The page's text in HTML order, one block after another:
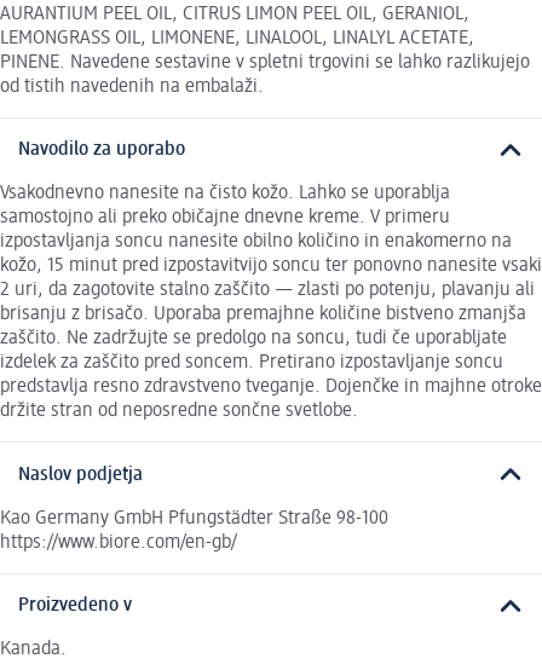
AURANTIUM PEEL OIL, CITRUS LIMON PEEL OIL, GERANIOL,
LEMONGRASS OIL, LIMONENE, LINALOOL, LINALYL ACETATE,
PINENE. Navedene sestavine v spletni trgovini se lahko razlikujejo
od tistih navedenih na embalaži.
Navodilo za uporabo
Vsakodnevno nanesite na čisto kožo. Lahko se uporablja
samostojno ali preko običajne dnevne kreme. V primeru
izpostavljanja soncu nanesite obilno količino in enakomerno na
kožo, 15 minut pred izpostavitvijo soncu ter ponovno nanesite vsaki
2 uri, da zagotovite stalno zaščito — zlasti po potenju, plavanju ali
brisanju z brisačo. Uporaba premajhne količine bistveno zmanjša
zaščito. Ne zadržujte se predolgo na soncu, tudi če uporabljate
izdelek za zaščito pred soncem. Pretirano izpostavljanje soncu
predstavlja resno zdravstveno tveganje. Dojenčke in majhne otroke
držite stran od neposredne sončne svetlobe.
Naslov podjetja
Kao Germany GmbH Pfungstädter Straße 98-100
https://www.biore.com/en-gb/
Proizvedeno v
Kanada.